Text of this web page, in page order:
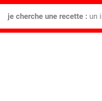
je cherche une recette : un